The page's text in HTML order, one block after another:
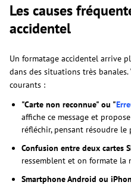
Les causes
accidentel
Un formatage accidentel arrive
dans des situations très
courants :
"Carte non reconnue" ou "
affiche ce message et
réfléchir, pensant résoudre le
Confusion entre deux cartes
ressemblent et on formate la
Smartphone Android ou